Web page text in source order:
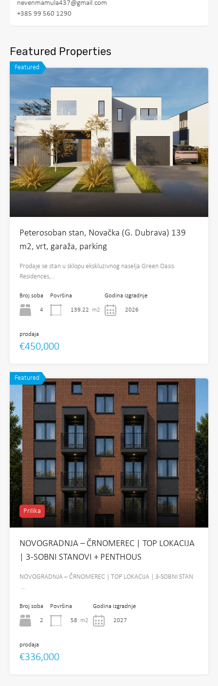
nevenmamula437@gmail.com
+385 99 560 1290
Featured Properties
Featured
Peterosoban stan, Novačka (G. Dubrava) 139
m2, vrt, garaža, parking
Prodaje se stan u sklopu ekskluzivnog naselja Green Oasis
Residences,…
Broj soba
4
Površina
139.22 m2
Godina izgradnje
2026
prodaja
€450,000
Featured
Prilika
NOVOGRADNJA – ČRNOMEREC | TOP LOKACIJA
| 3-SOBNI STANOVI + PENTHOUS
NOVOGRADNJA – ČRNOMEREC | TOP LOKACIJA | 3-SOBNI STAN
…
Broj soba
2
Površina
58 m2
Godina izgradnje
2027
prodaja
€336,000